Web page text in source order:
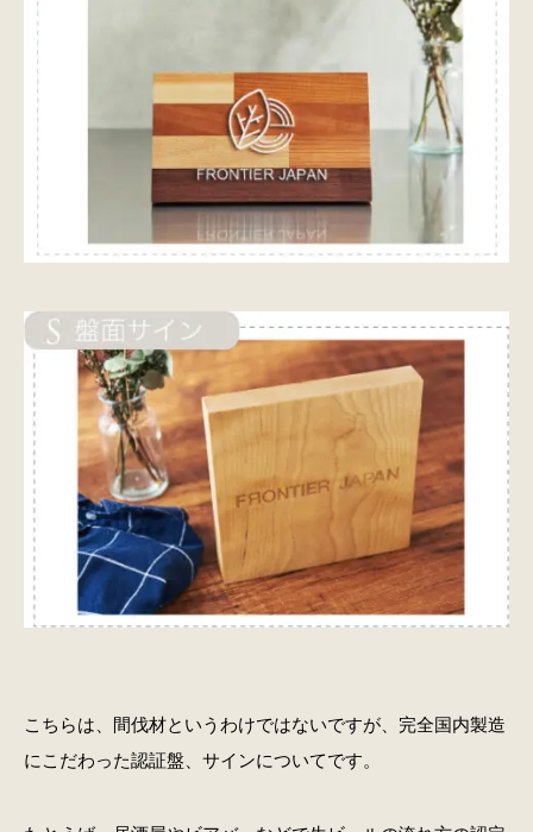
こちらは、間伐材というわけではないですが、完全国内製造
にこだわった認証盤、サインについてです。